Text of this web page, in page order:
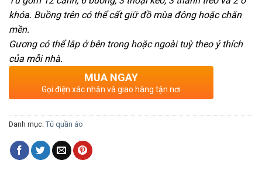
khóa. Buồng trên có thể cất giữ đồ mùa đông hoặc chăn
mền.
Gương có thể lắp ở bên trong hoặc ngoài tuỳ theo ý thích
của mỗi nhà.
MUA NGAY
Gọi điện xác nhận và giao hàng tận nơi
Danh mục: Tủ quần áo